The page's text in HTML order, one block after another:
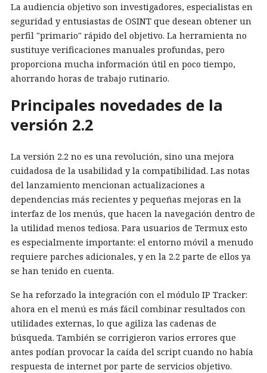
La audiencia objetivo son investigadores, especialistas en
seguridad y entusiastas de OSINT que desean obtener un
perfil "primario" rápido del objetivo. La herramienta no
sustituye verificaciones manuales profundas, pero
proporciona mucha información útil en poco tiempo,
ahorrando horas de trabajo rutinario.
Principales novedades de la
versión 2.2
La versión 2.2 no es una revolución, sino una mejora
cuidadosa de la usabilidad y la compatibilidad. Las notas
del lanzamiento mencionan actualizaciones a
dependencias más recientes y pequeñas mejoras en la
interfaz de los menús, que hacen la navegación dentro de
la utilidad menos tediosa. Para usuarios de Termux esto
es especialmente importante: el entorno móvil a menudo
requiere parches adicionales, y en la 2.2 parte de ellos ya
se han tenido en cuenta.
Se ha reforzado la integración con el módulo IP Tracker:
ahora en el menú es más fácil combinar resultados con
utilidades externas, lo que agiliza las cadenas de
búsqueda. También se corrigieron varios errores que
antes podían provocar la caída del script cuando no había
respuesta de internet por parte de servicios objetivo.